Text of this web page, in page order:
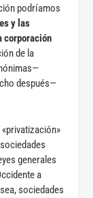
podríamos
y las
corporación
de la
después—
generales
a
sociedades